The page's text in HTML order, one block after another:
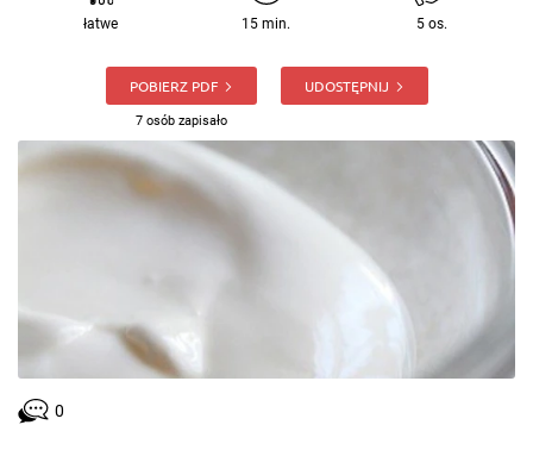
łatwe 15 min. 5 os.
POBIERZ PDF
7 osób zapisało
UDOSTĘPNIJ
0